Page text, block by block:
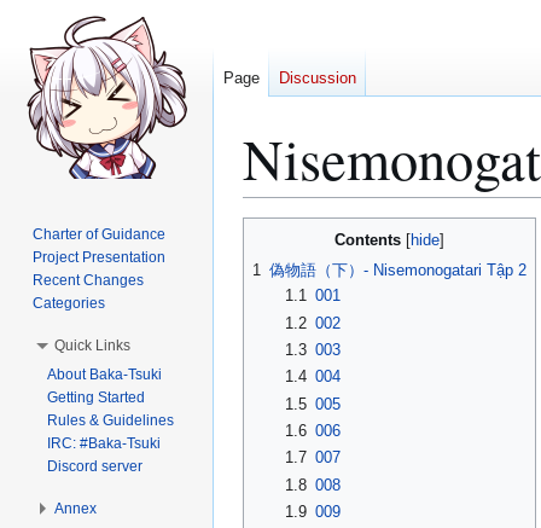
navigation
search
Contents
1 偽物語（下）- Nisemonogatari Tập 2
1.1 001
1.2 002
1.3 003
1.4 004
1.5 005
1.6 006
1.7 007
1.8 008
1.9 009
Page Discussion
Charter of Guidance
Project Presentation
Recent Changes
Categories
Quick Links
About Baka-Tsuki
Getting Started
Rules & Guidelines
IRC: #Baka-Tsuki
Discord server
Annex